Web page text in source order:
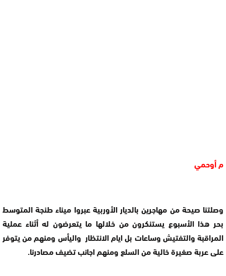
م أوحمي
وصلتنا صيحة من مهاجرين بالديار الأوربية عبروا ميناء طنجة المتوسط
بحر هذا الأسبوع يستنكرون من خلالها ما يتعرضون له أثناء عملية
المراقبة والتفتيش وساعات بل ايام الانتظار واليأس ومنهم من يتوفر
على عربة صغيرة خالية من السلع ومنهم اجانب تضيف مصادرنا.